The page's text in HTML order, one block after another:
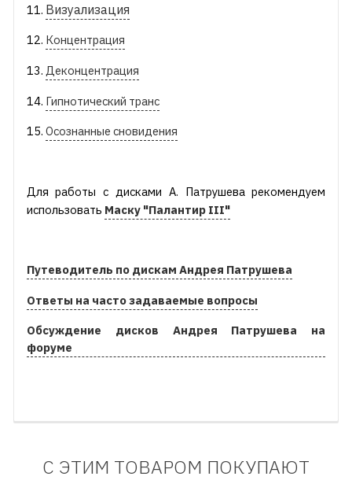
11. Визуализация
12. Концентрация
13. Деконцентрация
14. Гипнотический транс
15. Осознанные сновидения
Для работы с дисками А. Патрушева рекомендуем
использовать Маску "Палантир III"
Путеводитель по дискам Андрея Патрушева
Ответы на часто задаваемые вопросы
Обсуждение дисков Андрея Патрушева на
форуме
С ЭТИМ ТОВАРОМ ПОКУПАЮТ